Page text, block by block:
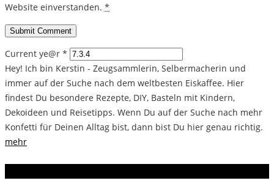
Website einverstanden. *
Current ye@r *
Hey! Ich bin Kerstin - Zeugsammlerin, Selbermacherin und
immer auf der Suche nach dem weltbesten Eiskaffee. Hier
findest Du besondere Rezepte, DIY, Basteln mit Kindern,
Dekoideen und Reisetipps. Wenn Du auf der Suche nach mehr
Konfetti für Deinen Alltag bist, dann bist Du hier genau richtig.
mehr